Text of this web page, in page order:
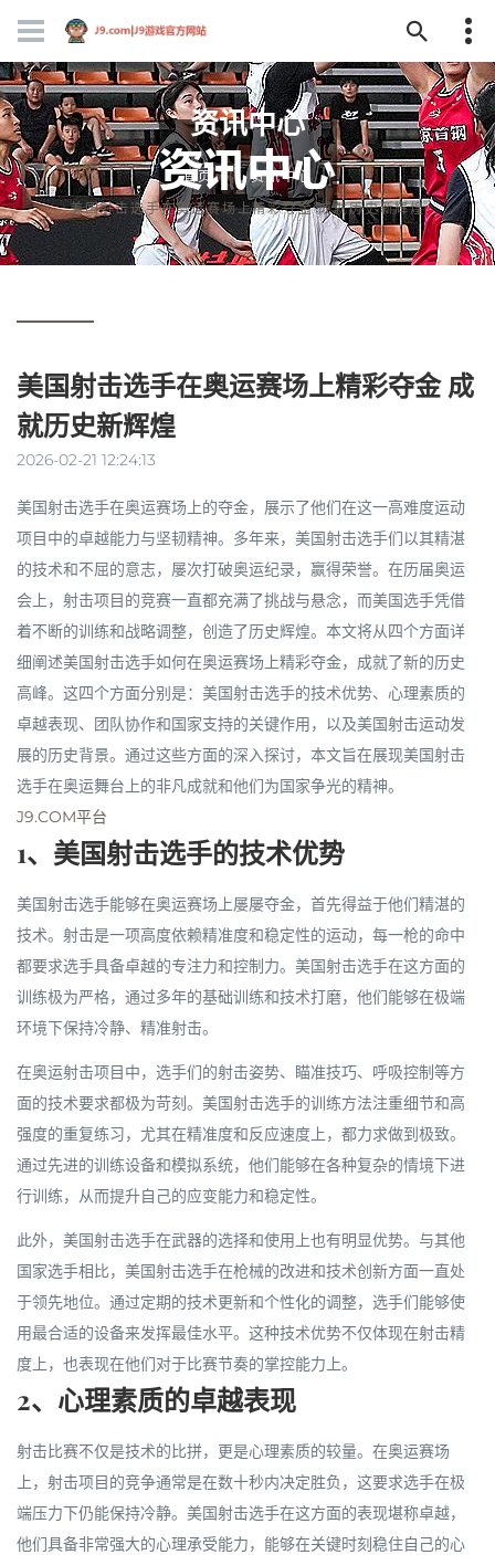
资讯中心
首页
资讯中心
美国射击选手在奥运赛场上精彩夺金 成就历史新辉煌
美国射击选手在奥运赛场上精彩夺金 成
就历史新辉煌
2026-02-21 12:24:13
美国射击选手在奥运赛场上的夺金，展示了他们在这一高难度运动
项目中的卓越能力与坚韧精神。多年来，美国射击选手们以其精湛
的技术和不屈的意志，屡次打破奥运纪录，赢得荣誉。在历届奥运
会上，射击项目的竞赛一直都充满了挑战与悬念，而美国选手凭借
着不断的训练和战略调整，创造了历史辉煌。本文将从四个方面详
细阐述美国射击选手如何在奥运赛场上精彩夺金，成就了新的历史
高峰。这四个方面分别是：美国射击选手的技术优势、心理素质的
卓越表现、团队协作和国家支持的关键作用，以及美国射击运动发
展的历史背景。通过这些方面的深入探讨，本文旨在展现美国射击
选手在奥运舞台上的非凡成就和他们为国家争光的精神。
J9.COM平台
1、美国射击选手的技术优势
美国射击选手能够在奥运赛场上屡屡夺金，首先得益于他们精湛的
技术。射击是一项高度依赖精准度和稳定性的运动，每一枪的命中
都要求选手具备卓越的专注力和控制力。美国射击选手在这方面的
训练极为严格，通过多年的基础训练和技术打磨，他们能够在极端
环境下保持冷静、精准射击。
在奥运射击项目中，选手们的射击姿势、瞄准技巧、呼吸控制等方
面的技术要求都极为苛刻。美国射击选手的训练方法注重细节和高
强度的重复练习，尤其在精准度和反应速度上，都力求做到极致。
通过先进的训练设备和模拟系统，他们能够在各种复杂的情境下进
行训练，从而提升自己的应变能力和稳定性。
此外，美国射击选手在武器的选择和使用上也有明显优势。与其他
国家选手相比，美国射击选手在枪械的改进和技术创新方面一直处
于领先地位。通过定期的技术更新和个性化的调整，选手们能够使
用最合适的设备来发挥最佳水平。这种技术优势不仅体现在射击精
度上，也表现在他们对于比赛节奏的掌控能力上。
2、心理素质的卓越表现
射击比赛不仅是技术的比拼，更是心理素质的较量。在奥运赛场
上，射击项目的竞争通常是在数十秒内决定胜负，这要求选手在极
端压力下仍能保持冷静。美国射击选手在这方面的表现堪称卓越，
他们具备非常强大的心理承受能力，能够在关键时刻稳住自己的心